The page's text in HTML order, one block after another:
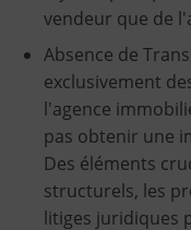
vendeur que de
Absence de
exclusivement
l'agence
pas obtenir une
Des éléments
structurels, les
litiges juridiques